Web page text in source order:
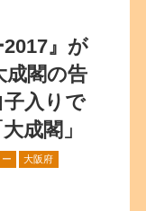
2017』が
成閣の告
子入りで
成閣」
大阪府